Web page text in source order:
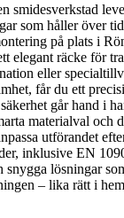
smidesverkstad
som håller över
på plats i
elegant räcke för
eller
får du ett
går hand i
materialval och
utförandet
inklusive EN
snygga lösningar
– lika rätt i